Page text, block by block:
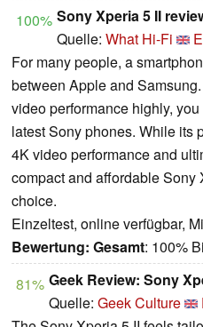
100% Sony Xperia 5 II
Quelle: What Hi-Fi
For many people, a
between Apple and
video performance highly,
latest Sony phones. While its
4K video performance and
compact and affordable Sony
choice.
Einzeltest, online verfügbar,
Bewertung: Gesamt: 100%
81% Geek Review: Sony
Quelle: Geek Culture